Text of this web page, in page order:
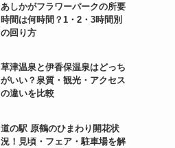
あしかがフラワーパークの所要
時間は何時間？1・2・3時間別
の回り方
草津温泉と伊香保温泉はどっち
がいい？泉質・観光・アクセス
の違いを比較
道の駅 原鶴のひまわり開花状
況！見頃・フェア・駐車場を解